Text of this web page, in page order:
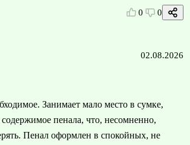
0 0
02.08.2026
Занимает мало место в сумке,
содержимое пенала, что, несомненно,
Пенал оформлен в спокойных, не